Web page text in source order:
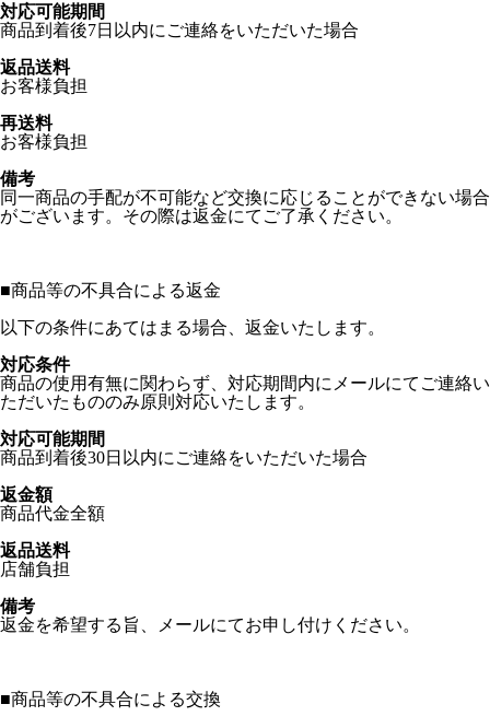
対応可能期間
商品到着後7日以内にご連絡をいただいた場合
返品送料
お客様負担
再送料
お客様負担
備考
同一商品の手配が不可能など交換に応じることができない場合
がございます。その際は返金にてご了承ください。
■商品等の不具合による返金
以下の条件にあてはまる場合、返金いたします。
対応条件
商品の使用有無に関わらず、対応期間内にメールにてご連絡い
ただいたもののみ原則対応いたします。
対応可能期間
商品到着後30日以内にご連絡をいただいた場合
返金額
商品代金全額
返品送料
店舗負担
備考
返金を希望する旨、メールにてお申し付けください。
■商品等の不具合による交換